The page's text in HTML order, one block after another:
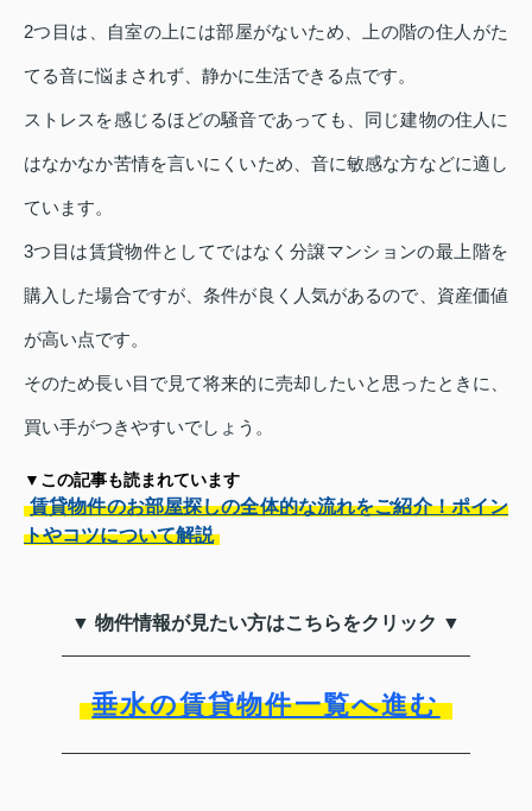
2つ目は、自室の上には部屋がないため、上の階の住人がた
てる音に悩まされず、静かに生活できる点です。
ストレスを感じるほどの騒音であっても、同じ建物の住人に
はなかなか苦情を言いにくいため、音に敏感な方などに適し
ています。
3つ目は賃貸物件としてではなく分譲マンションの最上階を
購入した場合ですが、条件が良く人気があるので、資産価値
が高い点です。
そのため長い目で見て将来的に売却したいと思ったときに、
買い手がつきやすいでしょう。
▼この記事も読まれています
賃貸物件のお部屋探しの全体的な流れをご紹介！ポイン
トやコツについて解説
▼ 物件情報が見たい方はこちらをクリック ▼
垂水の賃貸物件一覧へ進む